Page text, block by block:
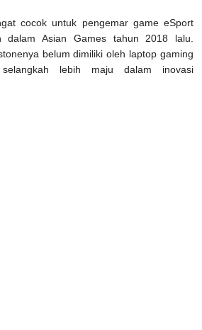
cocok untuk pengemar game eSport
dalam Asian Games tahun 2018 lalu.
belum dimiliki oleh laptop gaming
lebih maju dalam inovasi